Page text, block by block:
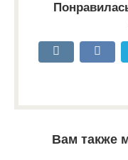
Вам также